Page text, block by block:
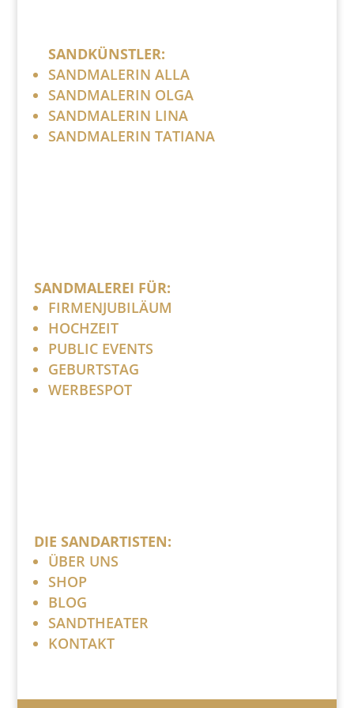
SANDKÜNSTLER:
SANDMALERIN ALLA
SANDMALERIN OLGA
SANDMALERIN LINA
SANDMALERIN TATIANA
SANDMALEREI FÜR:
FIRMENJUBILÄUM
HOCHZEIT
PUBLIC EVENTS
GEBURTSTAG
WERBESPOT
DIE SANDARTISTEN:
ÜBER UNS
SHOP
BLOG
SANDTHEATER
KONTAKT